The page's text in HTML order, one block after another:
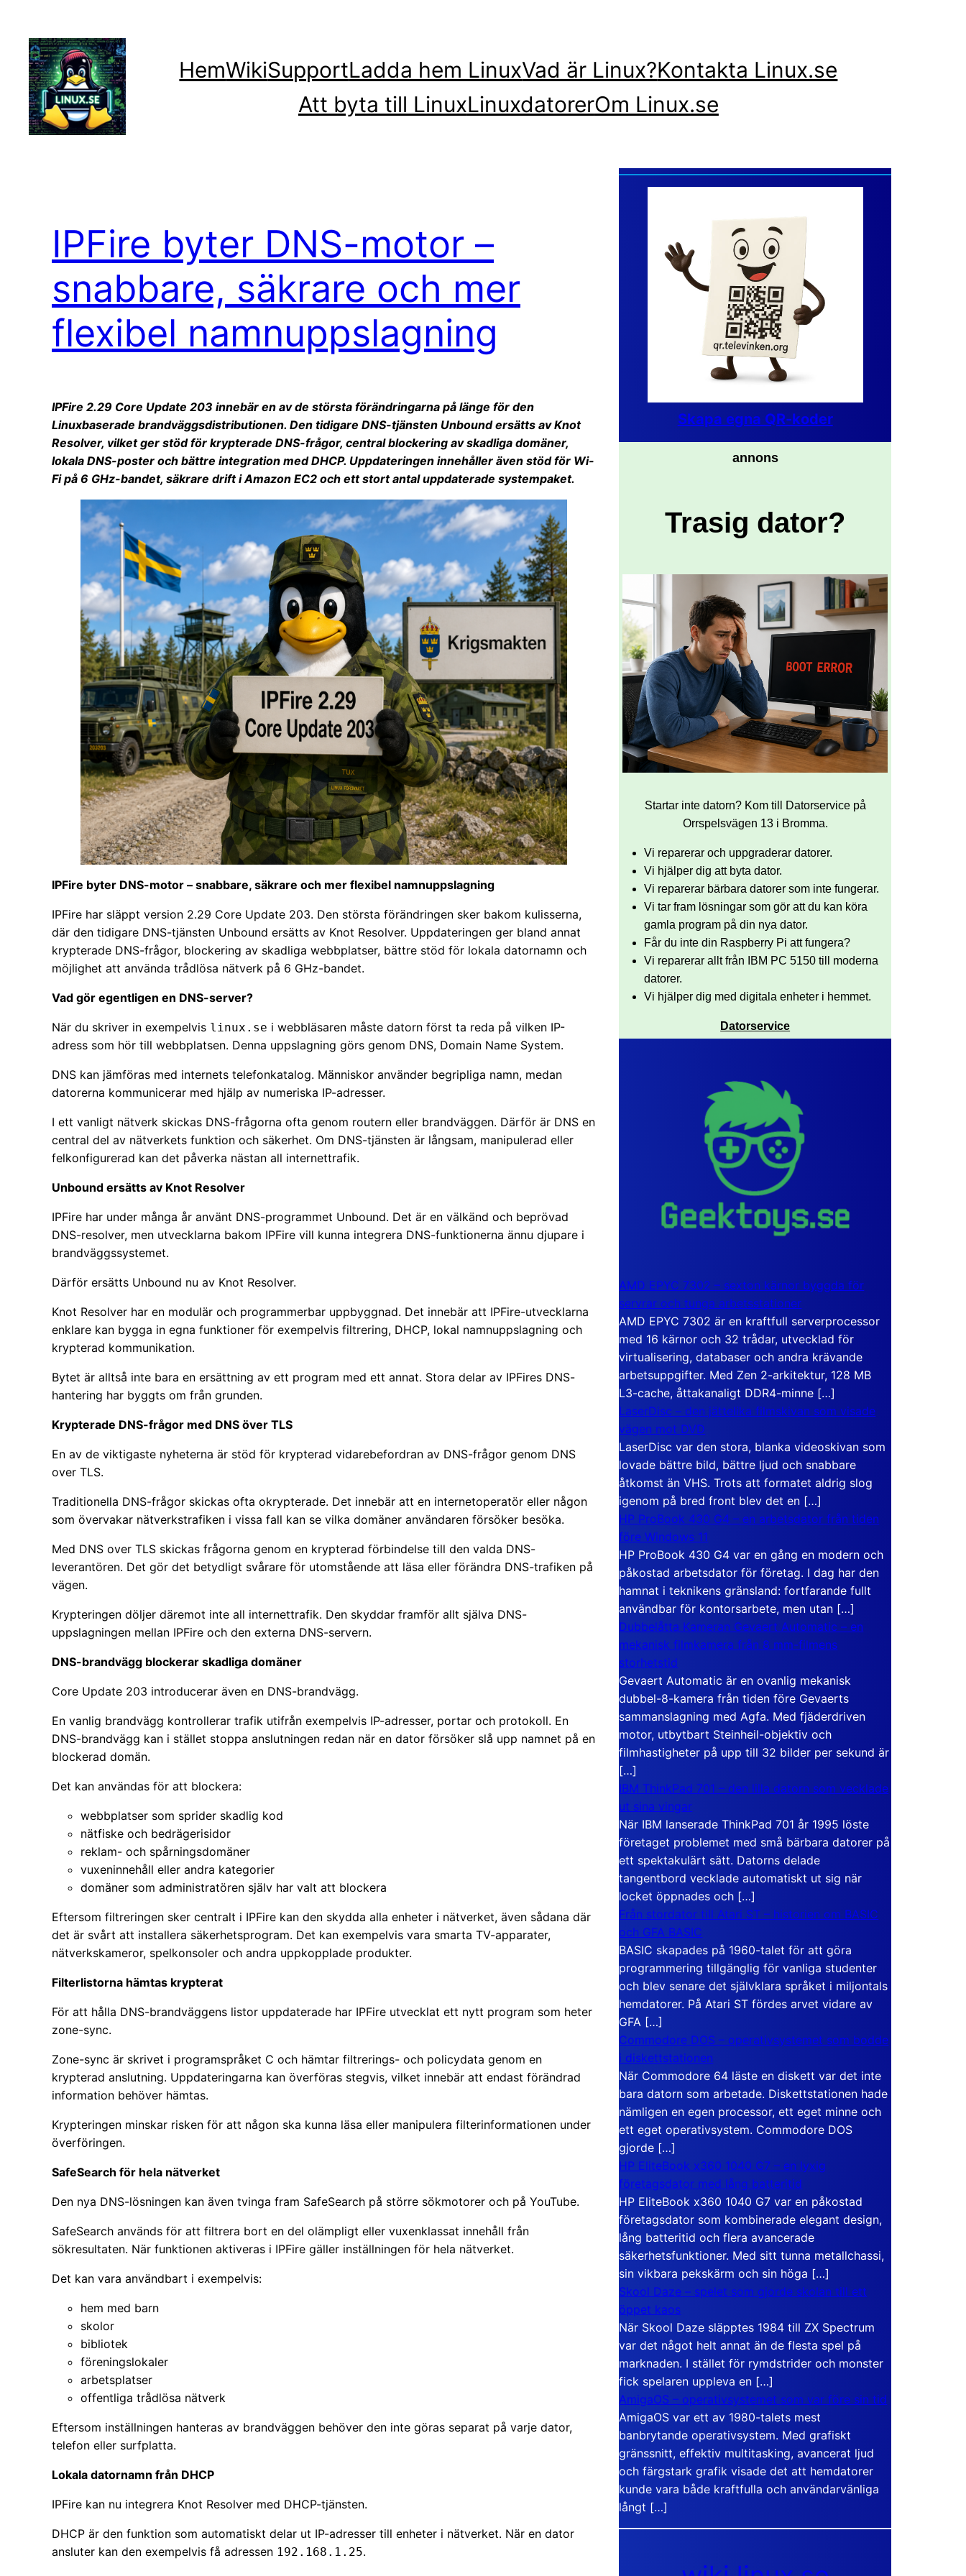
innehåll
HemWikiSupportLadda hem LinuxVad är Linux?Kontakta Linux.se
Att byta till LinuxLinuxdatorerOm Linux.se
IPFire byter DNS-motor –
snabbare, säkrare och mer
flexibel namnuppslagning
IPFire 2.29 Core Update 203 innebär en av de största förändringarna på länge för den
Linuxbaserade brandväggsdistributionen. Den tidigare DNS-tjänsten Unbound ersätts av Knot
Resolver, vilket ger stöd för krypterade DNS-frågor, central blockering av skadliga domäner,
lokala DNS-poster och bättre integration med DHCP. Uppdateringen innehåller även stöd för Wi-
Fi på 6 GHz-bandet, säkrare drift i Amazon EC2 och ett stort antal uppdaterade systempaket.
IPFire byter DNS-motor – snabbare, säkrare och mer flexibel namnuppslagning
IPFire har släppt version 2.29 Core Update 203. Den största förändringen sker bakom kulisserna,
där den tidigare DNS-tjänsten Unbound ersätts av Knot Resolver. Uppdateringen ger bland annat
krypterade DNS-frågor, blockering av skadliga webbplatser, bättre stöd för lokala datornamn och
möjlighet att använda trådlösa nätverk på 6 GHz-bandet.
Vad gör egentligen en DNS-server?
När du skriver in exempelvis linux.se i webbläsaren måste datorn först ta reda på vilken IP-
adress som hör till webbplatsen. Denna uppslagning görs genom DNS, Domain Name System.
DNS kan jämföras med internets telefonkatalog. Människor använder begripliga namn, medan
datorerna kommunicerar med hjälp av numeriska IP-adresser.
I ett vanligt nätverk skickas DNS-frågorna ofta genom routern eller brandväggen. Därför är DNS en
central del av nätverkets funktion och säkerhet. Om DNS-tjänsten är långsam, manipulerad eller
felkonfigurerad kan det påverka nästan all internettrafik.
Unbound ersätts av Knot Resolver
IPFire har under många år använt DNS-programmet Unbound. Det är en välkänd och beprövad
DNS-resolver, men utvecklarna bakom IPFire vill kunna integrera DNS-funktionerna ännu djupare i
brandväggssystemet.
Därför ersätts Unbound nu av Knot Resolver.
Knot Resolver har en modulär och programmerbar uppbyggnad. Det innebär att IPFire-utvecklarna
enklare kan bygga in egna funktioner för exempelvis filtrering, DHCP, lokal namnuppslagning och
krypterad kommunikation.
Bytet är alltså inte bara en ersättning av ett program med ett annat. Stora delar av IPFires DNS-
hantering har byggts om från grunden.
Krypterade DNS-frågor med DNS över TLS
En av de viktigaste nyheterna är stöd för krypterad vidarebefordran av DNS-frågor genom DNS
over TLS.
Traditionella DNS-frågor skickas ofta okrypterade. Det innebär att en internetoperatör eller någon
som övervakar nätverkstrafiken i vissa fall kan se vilka domäner användaren försöker besöka.
Med DNS over TLS skickas frågorna genom en krypterad förbindelse till den valda DNS-
leverantören. Det gör det betydligt svårare för utomstående att läsa eller förändra DNS-trafiken på
vägen.
Krypteringen döljer däremot inte all internettrafik. Den skyddar framför allt själva DNS-
uppslagningen mellan IPFire och den externa DNS-servern.
DNS-brandvägg blockerar skadliga domäner
Core Update 203 introducerar även en DNS-brandvägg.
En vanlig brandvägg kontrollerar trafik utifrån exempelvis IP-adresser, portar och protokoll. En
DNS-brandvägg kan i stället stoppa anslutningen redan när en dator försöker slå upp namnet på en
blockerad domän.
Det kan användas för att blockera:
webbplatser som sprider skadlig kod
nätfiske och bedrägerisidor
reklam- och spårningsdomäner
vuxeninnehåll eller andra kategorier
domäner som administratören själv har valt att blockera
Eftersom filtreringen sker centralt i IPFire kan den skydda alla enheter i nätverket, även sådana där
det är svårt att installera säkerhetsprogram. Det kan exempelvis vara smarta TV-apparater,
nätverkskameror, spelkonsoler och andra uppkopplade produkter.
Filterlistorna hämtas krypterat
För att hålla DNS-brandväggens listor uppdaterade har IPFire utvecklat ett nytt program som heter
zone-sync.
Zone-sync är skrivet i programspråket C och hämtar filtrerings- och policydata genom en
krypterad anslutning. Uppdateringarna kan överföras stegvis, vilket innebär att endast förändrad
information behöver hämtas.
Krypteringen minskar risken för att någon ska kunna läsa eller manipulera filterinformationen under
överföringen.
SafeSearch för hela nätverket
Den nya DNS-lösningen kan även tvinga fram SafeSearch på större sökmotorer och på YouTube.
SafeSearch används för att filtrera bort en del olämpligt eller vuxenklassat innehåll från
sökresultaten. När funktionen aktiveras i IPFire gäller inställningen för hela nätverket.
Det kan vara användbart i exempelvis:
hem med barn
skolor
bibliotek
föreningslokaler
arbetsplatser
offentliga trådlösa nätverk
Eftersom inställningen hanteras av brandväggen behöver den inte göras separat på varje dator,
telefon eller surfplatta.
Lokala datornamn från DHCP
IPFire kan nu integrera Knot Resolver med DHCP-tjänsten.
DHCP är den funktion som automatiskt delar ut IP-adresser till enheter i nätverket. När en dator
ansluter kan den exempelvis få adressen 192.168.1.25.
Skapa egna QR-koder
annons
Trasig dator?
Startar inte datorn? Kom till Datorservice på
Orrspelsvägen 13 i Bromma.
Vi reparerar och uppgraderar datorer.
Vi hjälper dig att byta dator.
Vi reparerar bärbara datorer som inte fungerar.
Vi tar fram lösningar som gör att du kan köra
gamla program på din nya dator.
Får du inte din Raspberry Pi att fungera?
Vi reparerar allt från IBM PC 5150 till moderna
datorer.
Vi hjälper dig med digitala enheter i hemmet.
Datorservice
AMD EPYC 7302 – sexton kärnor byggda för
servrar och tunga arbetsstationer
AMD EPYC 7302 är en kraftfull serverprocessor
med 16 kärnor och 32 trådar, utvecklad för
virtualisering, databaser och andra krävande
arbetsuppgifter. Med Zen 2-arkitektur, 128 MB
L3-cache, åttakanaligt DDR4-minne […]
LaserDisc – den jättelika filmskivan som visade
vägen mot DVD
LaserDisc var den stora, blanka videoskivan som
lovade bättre bild, bättre ljud och snabbare
åtkomst än VHS. Trots att formatet aldrig slog
igenom på bred front blev det en […]
HP ProBook 430 G4 – en arbetsdator från tiden
före Windows 11
HP ProBook 430 G4 var en gång en modern och
påkostad arbetsdator för företag. I dag har den
hamnat i teknikens gränsland: fortfarande fullt
användbar för kontorsarbete, men utan […]
Dubbelåtta Kameran Gevaert Automatic – en
mekanisk filmkamera från 8 mm-filmens
storhetstid
Gevaert Automatic är en ovanlig mekanisk
dubbel-8-kamera från tiden före Gevaerts
sammanslagning med Agfa. Med fjäderdriven
motor, utbytbart Steinheil-objektiv och
filmhastigheter på upp till 32 bilder per sekund är
[…]
IBM ThinkPad 701 – den lilla datorn som vecklade
ut sina vingar
När IBM lanserade ThinkPad 701 år 1995 löste
företaget problemet med små bärbara datorer på
ett spektakulärt sätt. Datorns delade
tangentbord vecklade automatiskt ut sig när
locket öppnades och […]
Från stordator till Atari ST – historien om BASIC
och GFA BASIC
BASIC skapades på 1960-talet för att göra
programmering tillgänglig för vanliga studenter
och blev senare det självklara språket i miljontals
hemdatorer. På Atari ST fördes arvet vidare av
GFA […]
Commodore DOS – operativsystemet som bodde
i diskettstationen
När Commodore 64 läste en diskett var det inte
bara datorn som arbetade. Diskettstationen hade
nämligen en egen processor, ett eget minne och
ett eget operativsystem. Commodore DOS
gjorde […]
HP EliteBook x360 1040 G7 – en lyxig
företagsdator med lång batteritid
HP EliteBook x360 1040 G7 var en påkostad
företagsdator som kombinerade elegant design,
lång batteritid och flera avancerade
säkerhetsfunktioner. Med sitt tunna metallchassi,
sin vikbara pekskärm och sin höga […]
Skool Daze – spelet som gjorde skolan till ett
öppet kaos
När Skool Daze släpptes 1984 till ZX Spectrum
var det något helt annat än de flesta spel på
marknaden. I stället för rymdstrider och monster
fick spelaren uppleva en […]
AmigaOS – operativsystemet som var före sin tid
AmigaOS var ett av 1980-talets mest
banbrytande operativsystem. Med grafiskt
gränssnitt, effektiv multitasking, avancerat ljud
och färgstark grafik visade det att hemdatorer
kunde vara både kraftfulla och användarvänliga
långt […]